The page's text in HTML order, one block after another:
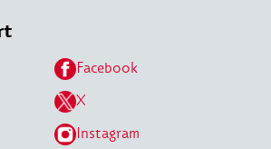
Facebook
X
Instagram